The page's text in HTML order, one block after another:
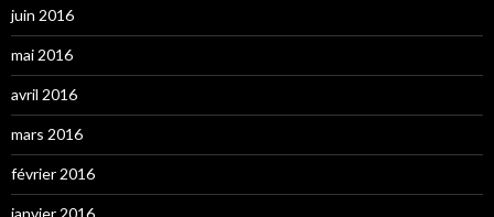
juin 2016
mai 2016
avril 2016
mars 2016
février 2016
janvier 2016